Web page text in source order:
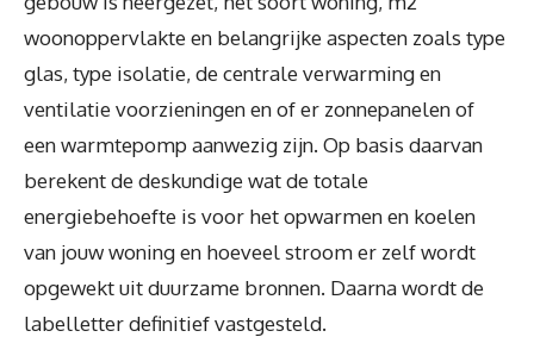
woonoppervlakte en belangrijke aspecten zoals type
glas, type isolatie, de centrale verwarming en
ventilatie voorzieningen en of er zonnepanelen of
een warmtepomp aanwezig zijn. Op basis daarvan
berekent de deskundige wat de totale
energiebehoefte is voor het opwarmen en koelen
van jouw woning en hoeveel stroom er zelf wordt
opgewekt uit duurzame bronnen. Daarna wordt de
labelletter definitief vastgesteld.